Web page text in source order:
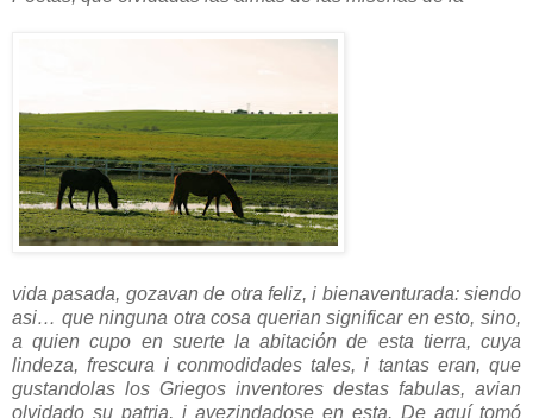
vida pasada, gozavan de otra feliz, i bienaventurada: siendo
asi… que ninguna otra cosa querian significar en esto, sino,
a quien cupo en suerte la abitación de esta tierra, cuya
lindeza, frescura i conmodidades tales, i tantas eran, que
gustandolas los Griegos inventores destas fabulas, avian
olvidado su patria, i avezindadose en esta. De aquí tomó